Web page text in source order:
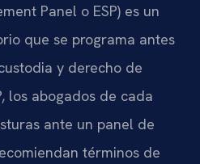
Panel o ESP) es un
que se programa antes
y derecho de
los abogados de cada
ante un panel de
términos de